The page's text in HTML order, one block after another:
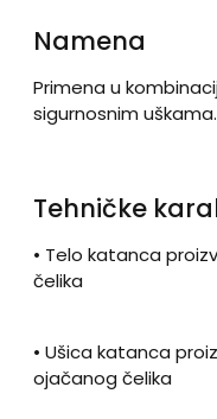
Namena
Primena u
sigurnosnim
Tehničke
• Telo katanca
čelika
• Ušica katanca
ojačanog čelika